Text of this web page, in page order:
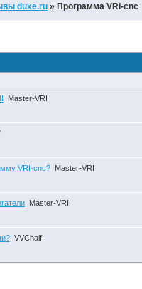
duxe.ru » Программа VRI-cnc
Master-VRI
VRI-cnc?
Master-VRI
Master-VRI
VVChaif